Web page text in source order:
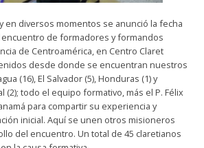
en diversos momentos se anunció la fecha
encuentro de formadores y formandos
de Centroamérica, en Centro Claret
desde donde se encuentran nuestros
(16), El Salvador (5), Honduras (1) y
(2); todo el equipo formativo, más el P. Félix
para compartir su experiencia y
inicial. Aquí se unen otros misioneros
del encuentro. Un total de 45 claretianos